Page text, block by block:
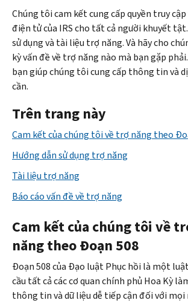
Chúng tôi cam kết cung cấp quyền truy cập
điện tử của IRS cho tất cả người khuyết
sử dụng và tài liệu trợ năng. Và hãy cho
kỳ vấn đề về trợ năng nào mà bạn gặp
bạn giúp chúng tôi cung cấp thông tin và
cần.
Trên trang này
Cam kết của chúng tôi về trợ năng theo
Hướng dẫn sử dụng trợ năng
Tài liệu trợ năng
Báo cáo vấn đề về trợ năng
Cam kết của chúng tôi về
năng theo Đoạn 508
Đoạn 508 của Đạo luật Phục hồi là một
cầu tất cả các cơ quan chính phủ Hoa Kỳ
thông tin và dữ liệu dễ tiếp cận đối với mọi